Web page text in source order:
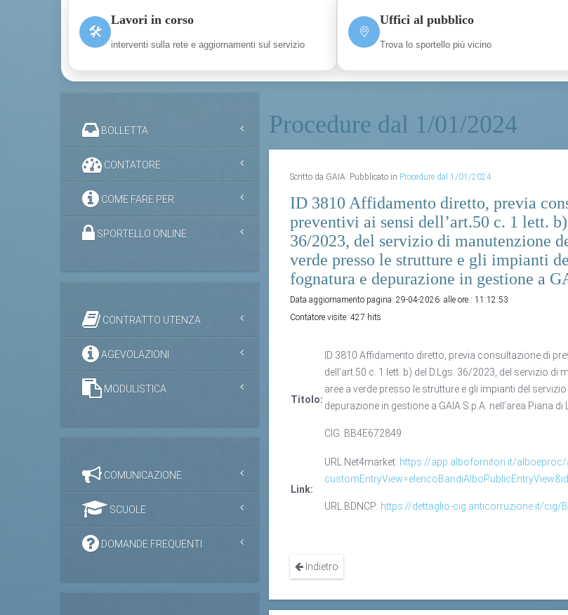
🛠
Lavori in corso
interventi sulla rete e aggiornamenti sul servizio
Uffici al pubblico
Trova lo sportello più vicino
Procedure dal 1/01/2024
Scritto da GAIA. Pubblicato in Procedure dal 1/01/2024
ID 3810 Affidamento diretto, previa
preventivi ai sensi dell’art.50 c. 1 lett.
36/2023, del servizio di manutenzione
verde presso le strutture e gli impianti
fognatura e depurazione in gestione a
Data aggiornamento pagina:29-04-2026 alle ore :11:12:53
Contatore visite:427 hits
Titolo:
ID 3810 Affidamento diretto, previa consultazione di
dell’art.50 c. 1 lett. b) del D.Lgs. 36/2023, del servizio di
aree a verde presso le strutture e gli impianti del
depurazione in gestione a GAIA S.p.A. nell’area Piana di
CIG: BB4E672849
Link:
URL Net4market: https://app.albofornitori.it/alboeproc/
URL BDNCP: https://dettaglio-cig.anticorruzione.it/cig/
Indietro
BOLLETTA
CONTATORE
COME FARE PER...
SPORTELLO ONLINE
CONTRATTO UTENZA
AGEVOLAZIONI
MODULISTICA
COMUNICAZIONE
SCUOLE
DOMANDE FREQUENTI